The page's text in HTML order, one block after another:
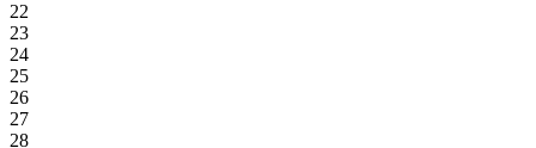
22
23
24
25
26
27
28